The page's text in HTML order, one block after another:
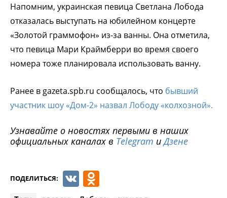
Напомним, украинская певица Светлана Лобода
отказалась выступать на юбилейном концерте
«Золотой граммофон» из-за ванны. Она отметила,
что певица Мари Краймберри во время своего
номера тоже планировала использовать ванну.
Ранее в gazeta.spb.ru сообщалось, что бывший
участник шоу «Дом-2» назвал Лободу «колхозной».
Узнавайте о новостях первыми в наших
официальных каналах в Telegram иДзене
ПОДЕЛИТЬСЯ: VK